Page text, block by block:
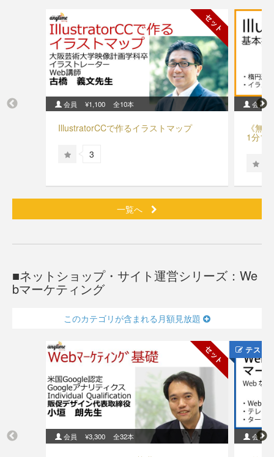
セット
会員 ¥1,100 全10本
IllustratorCCで作るイラストマップ
3
会員
《無
1分16
一覧へ
ネットショップ・サイト運営シリーズ：We
bマーケティング
このカテゴリが含まれる月額見放題
セット
会員 ¥3,300 全32本
テスト
会員